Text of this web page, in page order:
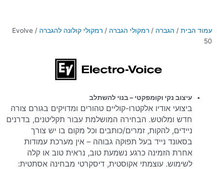
עמוד הבית / הגברה / רמקולי הגברה / רמקולי קולונה להגברה
/ Evolve
50
עיצוב נקי וקומפקטי – בנוי להשתלב
ביצועי אודיו אלקטרו-קוליים טהורים ומדויקים בגורם צורה
חדש ומלוטש. הבחירה המושלמת עבור תקליטנים, בדרנים
ניידים, להקות, זמרים/כותבים וכל מקום בו יש צורך
בסאונד נייד בעל תפוקה גבוהה – אין מערכת עמודות
אחרת הזמינה כרגע נשמעת טוב, נראית טוב או קלה
לשימוש. עוצמתי אקוסטית, דיסקרטי מבחינה אסתטית: